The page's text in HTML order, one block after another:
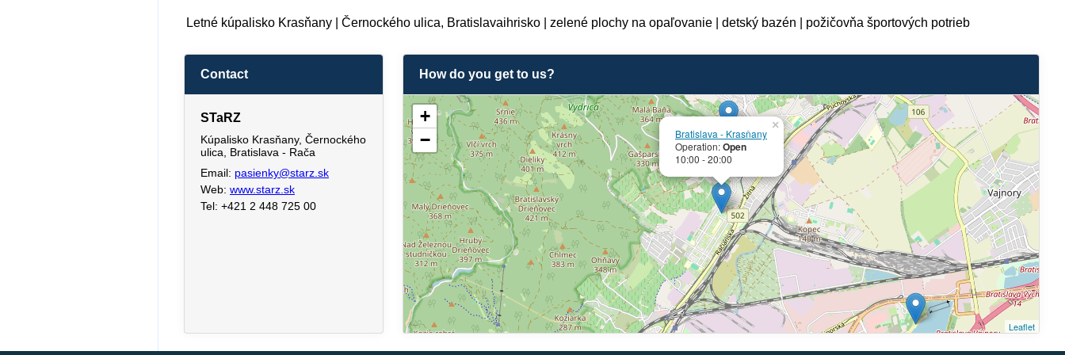
Letné kúpalisko Krasňany | Černockého ulica, Bratislavaihrisko | zelené plochy na opaľovanie | detský bazén | požičovňa športových potrieb
Contact
STaRZ
Kúpalisko Krasňany, Černockého
ulica, Bratislava - Rača
Email: pasienky@starz.sk
Web: www.starz.sk
Tel: +421 2 448 725 00
How do you get to us?
Bratislava - Krasňany
Operation:Open
10:00 - 20:00
×
+
−
Leaflet